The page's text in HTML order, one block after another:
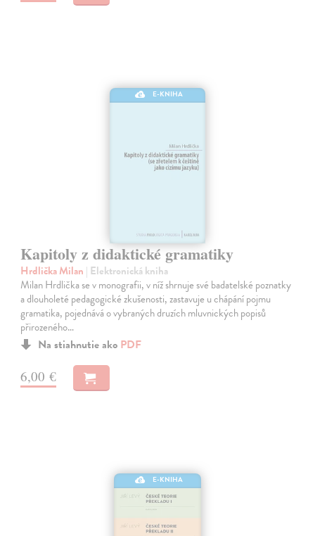
E-KNIHA
Kapitoly z didaktické gramatiky
Hrdlička Milan | Elektronická kniha
Milan Hrdlička se v monografii, v níž shrnuje své badatelské poznatky
a dlouholeté pedagogické zkušenosti, zastavuje u chápání pojmu
gramatika, pojednává o vybraných druzích mluvnických popisů
přirozeného…
Na stiahnutie ako PDF
6,00 €
E-KNIHA